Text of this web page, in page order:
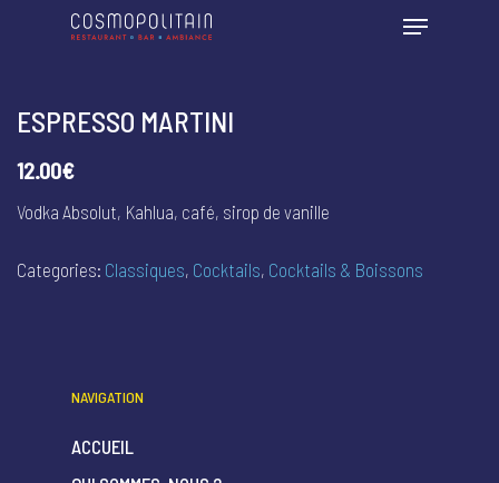
ESPRESSO MARTINI
12.00€
Vodka Absolut, Kahlua, café, sirop de vanille
Categories: Classiques, Cocktails, Cocktails & Boissons
NAVIGATION
ACCUEIL